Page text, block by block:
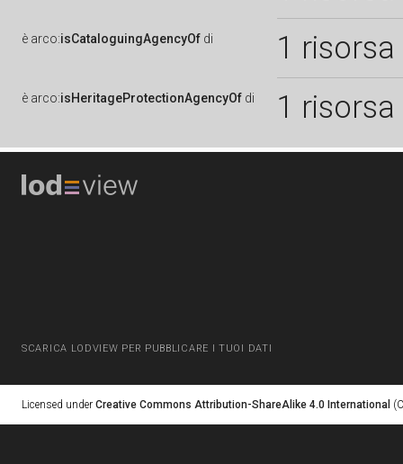
è arco:isCataloguingAgencyOf di 1 risorsa
è arco:isHeritageProtectionAgencyOf di 1 risorsa
SCARICA LODVIEW PER PUBBLICARE I TUOI DATI
Licensed under Creative Commons Attribution-ShareAlike 4.0 International